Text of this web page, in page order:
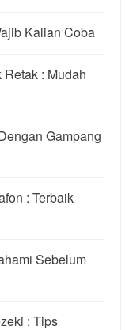
Kalian Coba
: Mudah
Gampang
: Terbaik
Sebelum
: Tips